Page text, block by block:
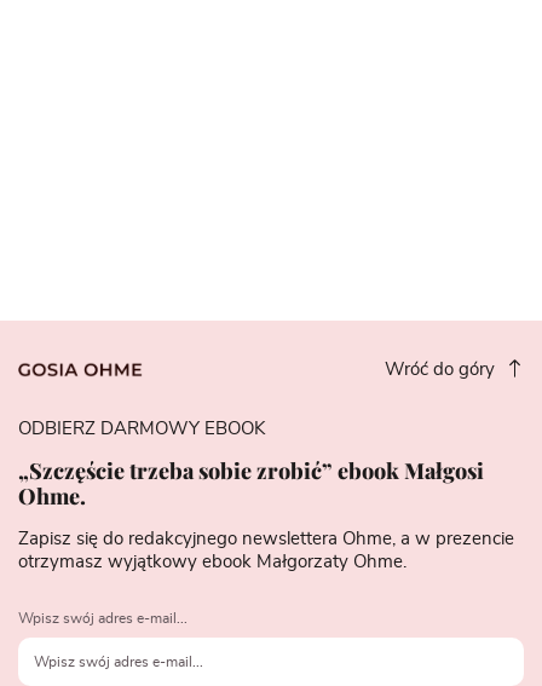
Wróć do góry
ODBIERZ DARMOWY EBOOK
„Szczęście trzeba sobie zrobić” ebook Małgosi
Ohme.
Zapisz się do redakcyjnego newslettera Ohme, a w prezencie
otrzymasz wyjątkowy ebook Małgorzaty Ohme.
Wpisz swój adres e-mail...